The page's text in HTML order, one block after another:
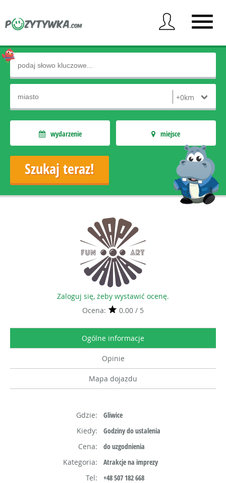
wydarzenie miejsce
Zaloguj się, żeby wystawić ocenę.
Ocena:
0.00 / 5
Ogólne informacje
Opinie
Mapa dojazdu
Gdzie:
Gliwice
Kiedy:
Godziny do ustalenia
Cena:
do uzgodnienia
Kategoria:
Atrakcje na imprezy
Tel:
+48 507 182 668